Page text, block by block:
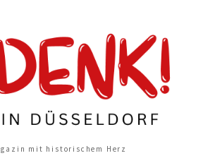
mit historischem Herz